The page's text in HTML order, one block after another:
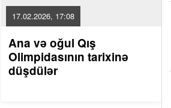
17.02.2026, 17:08
Ana və oğul Qış
Olimpidasının tarixinə
düşdülər